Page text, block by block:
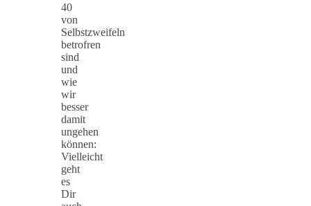
40
von
Selbstzweifeln
betrofren
sind
und
wie
wir
besser
damit
ungehen
können:
Vielleicht
geht
es
Dir